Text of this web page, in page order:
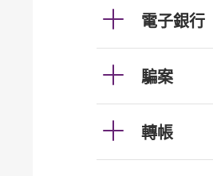
電子銀行
騙案
轉帳